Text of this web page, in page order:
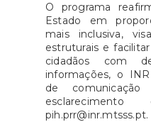
O programa
Estado em
mais inclusiva,
estruturais e
cidadãos com
informações, o
de
pih.prr@inr.mtsss.pt.